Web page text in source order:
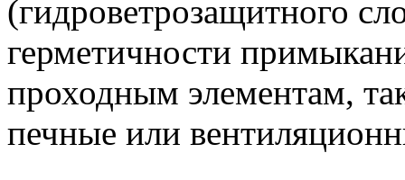
(гидроветрозащитного
герметичности
проходным элементам,
печные или